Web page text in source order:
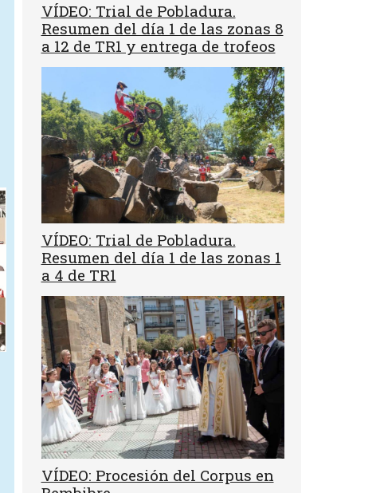
VÍDEO: Trial de Pobladura.
Resumen del día 1 de las zonas 8
a 12 de TR1 y entrega de trofeos
VÍDEO: Trial de Pobladura.
Resumen del día 1 de las zonas 1
a 4 de TR1
VÍDEO: Procesión del Corpus en